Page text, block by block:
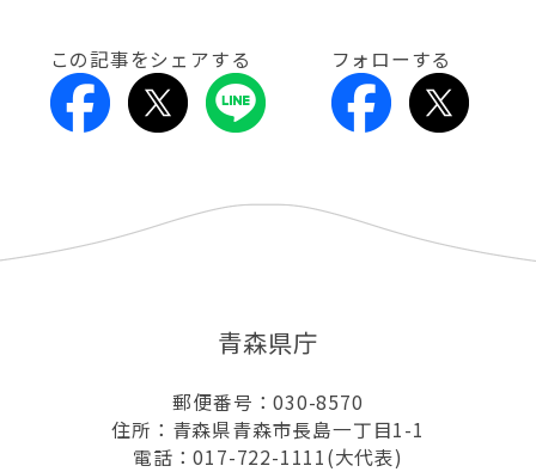
この記事をシェアする フォローする
青森県庁
郵便番号：030-8570
住所：青森県青森市長島一丁目1-1
電話：017-722-1111(大代表)